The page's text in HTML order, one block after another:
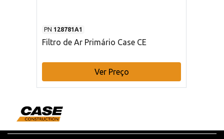
PN 128781A1
Filtro de Ar Primário Case CE
Ver Preço